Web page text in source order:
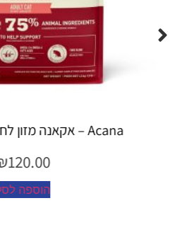
Espree – שמפו 355 מ"ל יערות ה...
45.00
הוספה